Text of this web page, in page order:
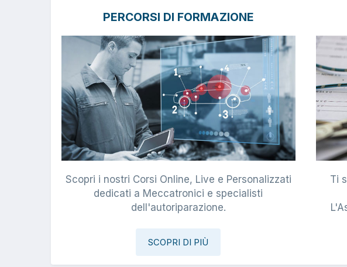
PERCORSI DI FORMAZIONE
Scopri i nostri Corsi Online, Live e Personalizzati
dedicati a Meccatronici e specialisti
dell'autoriparazione.
SCOPRI DI PIÙ
Ti